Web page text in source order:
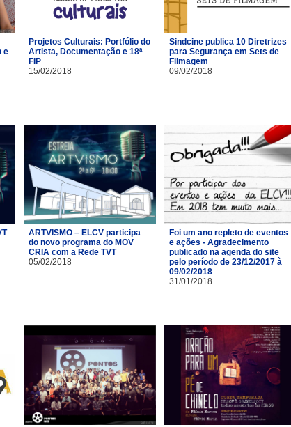
e
Projetos Culturais: Portfólio do
Artista, Documentação e 18ª
FIP
15/02/2018
Sindcine publica 10 Diretrizes
para Segurança em Sets de
Filmagem
09/02/2018
ARTVISMO – ELCV participa
do novo programa do MOV
CRIA com a Rede TVT
05/02/2018
Foi um ano repleto de eventos
e ações - Agradecimento
publicado na agenda do site
pelo período de 23/12/2017 à
09/02/2018
31/01/2018